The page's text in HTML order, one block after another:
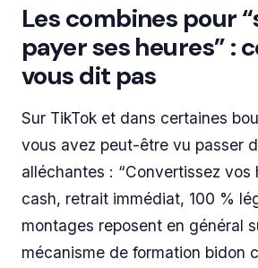
Les combines pour
payer ses heures” :
vous dit pas
Sur TikTok et dans certaines
vous avez peut-être vu passer
alléchantes : “Convertissez vos
cash, retrait immédiat, 100 %
montages reposent en général
mécanisme de formation bidon